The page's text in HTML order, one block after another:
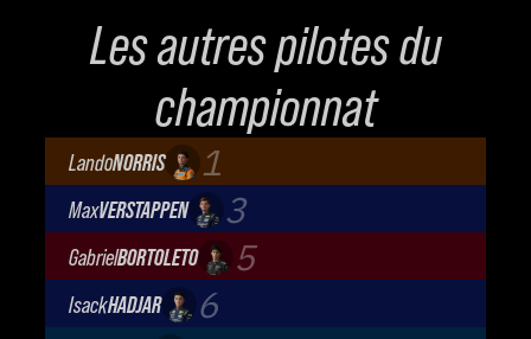
Les autres pilotes du
championnat
LandoNORRIS 1
McLaren Mastercard F1 Team
MaxVERSTAPPEN 3
Oracle Red Bull Racing
GabrielBORTOLETO 5
Audi Revolut F1 Team
IsackHADJAR 6